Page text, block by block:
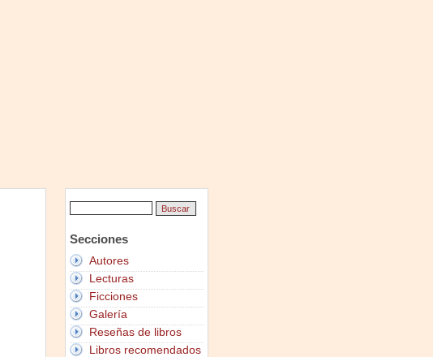
Secciones
Autores
Lecturas
Ficciones
Galería
Reseñas de libros
Libros recomendados